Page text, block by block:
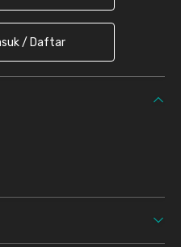
/ Daftar